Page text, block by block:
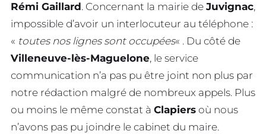
Rémi Gaillard. Concernant la mairie de Juvignac,
impossible d’avoir un interlocuteur au téléphone :
« toutes nos lignes sont occupées« . Du côté de
Villeneuve-lès-Maguelone, le service
communication n’a pas pu être joint non plus par
notre rédaction malgré de nombreux appels. Plus
ou moins le même constat à Clapiers où nous
n’avons pas pu joindre le cabinet du maire.